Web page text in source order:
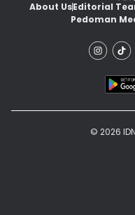
About UsEditorial
Pedoman
© 2026